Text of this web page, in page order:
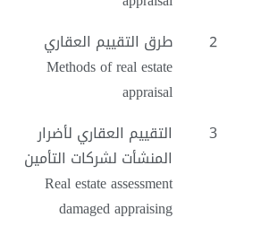
2
طرق التقييم العقاري
Methods of real estate
appraisal
3
التقييم العقاري لأضرار
المنشأت لشركات التأمين
Real estate assessment
damaged appraising